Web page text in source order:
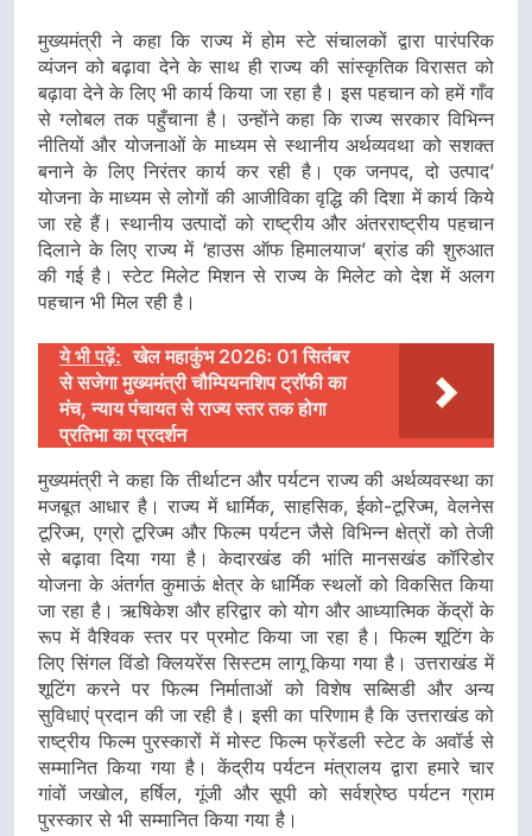
मुख्यमंत्री ने कहा कि राज्य में होम स्टे संचालकों द्वारा पारंपरिक
व्यंजन को बढ़ावा देने के साथ ही राज्य की सांस्कृतिक विरासत को
बढ़ावा देने के लिए भी कार्य किया जा रहा है। इस पहचान को हमें गाँव
से ग्लोबल तक पहुँचाना है। उन्होंने कहा कि राज्य सरकार विभिन्न
नीतियों और योजनाओं के माध्यम से स्थानीय अर्थव्यवथा को सशक्त
बनाने के लिए निरंतर कार्य कर रही है। एक जनपद, दो उत्पाद’
योजना के माध्यम से लोगों की आजीविका वृद्धि की दिशा में कार्य किये
जा रहे हैं। स्थानीय उत्पादों को राष्ट्रीय और अंतरराष्ट्रीय पहचान
दिलाने के लिए राज्य में ‘हाउस ऑफ हिमालयाज’ ब्रांड की शुरुआत
की गई है। स्टेट मिलेट मिशन से राज्य के मिलेट को देश में अलग
पहचान भी मिल रही है।
ये भी पढ़ें: खेल महाकुंभ 2026ः 01 सितंबर
से सजेगा मुख्यमंत्री चौम्पियनशिप ट्रॉफी का
मंच, न्याय पंचायत से राज्य स्तर तक होगा
प्रतिभा का प्रदर्शन
मुख्यमंत्री ने कहा कि तीर्थाटन और पर्यटन राज्य की अर्थव्यवस्था का
मजबूत आधार है। राज्य में धार्मिक, साहसिक, ईको-टूरिज्म, वेलनेस
टूरिज्म, एग्रो टूरिज्म और फिल्म पर्यटन जैसे विभिन्न क्षेत्रों को तेजी
से बढ़ावा दिया गया है। केदारखंड की भांति मानसखंड कॉरिडोर
योजना के अंतर्गत कुमाऊं क्षेत्र के धार्मिक स्थलों को विकसित किया
जा रहा है। ऋषिकेश और हरिद्वार को योग और आध्यात्मिक केंद्रों के
रूप में वैश्विक स्तर पर प्रमोट किया जा रहा है। फिल्म शूटिंग के
लिए सिंगल विंडो क्लियरेंस सिस्टम लागू किया गया है। उत्तराखंड में
शूटिंग करने पर फिल्म निर्माताओं को विशेष सब्सिडी और अन्य
सुविधाएं प्रदान की जा रही है। इसी का परिणाम है कि उत्तराखंड को
राष्ट्रीय फिल्म पुरस्कारों में मोस्ट फिल्म फ्रेंडली स्टेट के अवॉर्ड से
सम्मानित किया गया है। केंद्रीय पर्यटन मंत्रालय द्वारा हमारे चार
गांवों जखोल, हर्षिल, गूंजी और सूपी को सर्वश्रेष्ठ पर्यटन ग्राम
पुरस्कार से भी सम्मानित किया गया है।